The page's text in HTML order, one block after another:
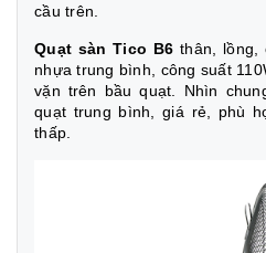
cầu trên.
Quạt sàn Tico B6 thân, lồng,
nhựa trung bình, công suất
vặn trên bầu quạt. Nhìn
quạt trung bình, giá rẻ, phù
thấp.